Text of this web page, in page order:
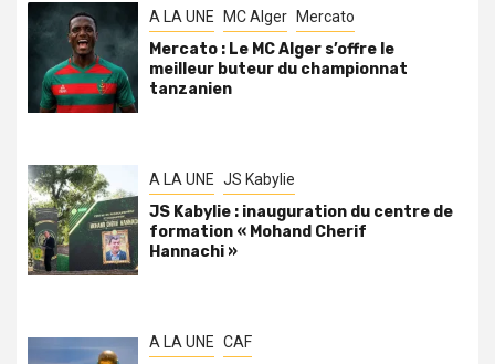
A LA UNE MC Alger Mercato
Mercato : Le MC Alger s’offre le
meilleur buteur du championnat
tanzanien
A LA UNE JS Kabylie
JS Kabylie : inauguration du centre de
formation « Mohand Cherif
Hannachi »
A LA UNE CAF